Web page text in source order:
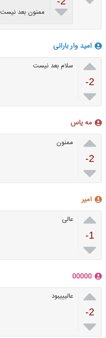
 ممنون بعد نیست
اميد وار بارانى

-2

سلام بعد نيست
مه یاس

-2

ممنون
امیر

-1

عالی
00000

-2

عالیییبود